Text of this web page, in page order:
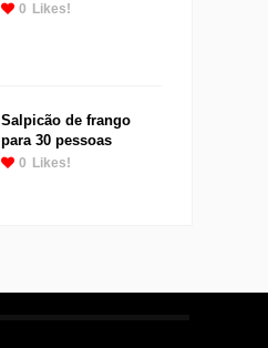
0 Likes!
Salpicão de frango
para 30 pessoas
0 Likes!